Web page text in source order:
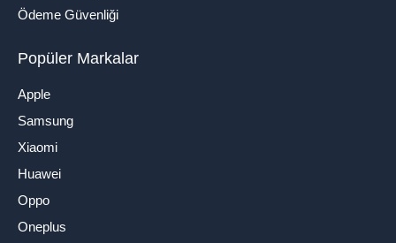
Ödeme Güvenliği
Popüler Markalar
Apple
Samsung
Xiaomi
Huawei
Oppo
Oneplus